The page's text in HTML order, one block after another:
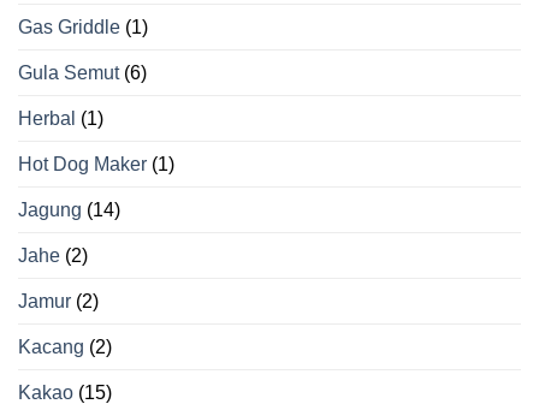
Gas Griddle (1)
Gula Semut(6)
Herbal (1)
Hot Dog Maker (1)
Jagung (14)
Jahe (2)
Jamur (2)
Kacang (2)
Kakao (15)